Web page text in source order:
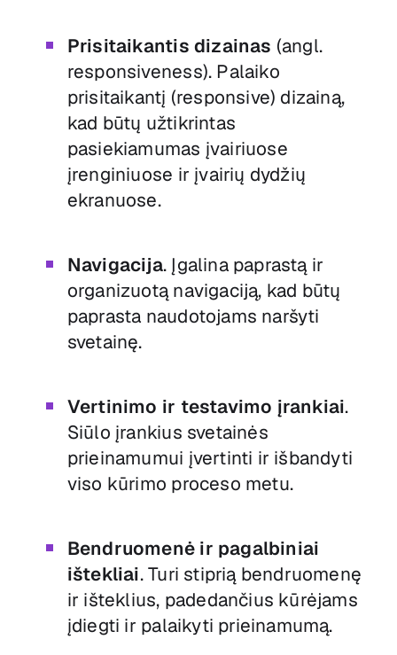
Prisitaikantis dizainas (angl.
responsiveness). Palaiko
prisitaikantį (responsive) dizainą,
kad būtų užtikrintas
pasiekiamumas įvairiuose
įrenginiuose ir įvairių dydžių
ekranuose.
Navigacija. Įgalina paprastą ir
organizuotą navigaciją, kad būtų
paprasta naudotojams naršyti
svetainę.
Vertinimo ir testavimo įrankiai.
Siūlo įrankius svetainės
prieinamumui įvertinti ir išbandyti
viso kūrimo proceso metu.
Bendruomenė ir pagalbiniai
ištekliai. Turi stiprią bendruomenę
ir išteklius, padedančius kūrėjams
įdiegti ir palaikyti prieinamumą.